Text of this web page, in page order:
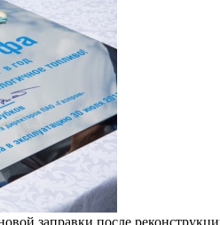
заправки после